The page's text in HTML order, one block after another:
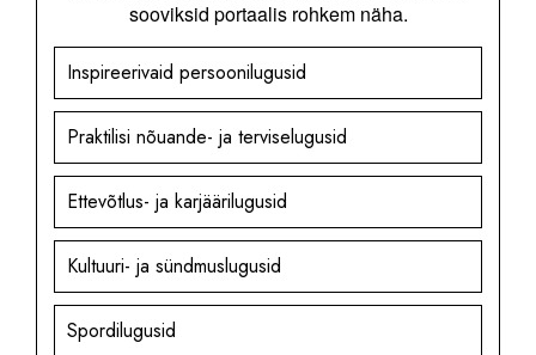
sooviksid portaalis rohkem näha.
Inspireerivaid persoonilugusid
Praktilisi nõuande- ja terviselugusid
Ettevõtlus- ja karjäärilugusid
Kultuuri- ja sündmuslugusid
Spordilugusid